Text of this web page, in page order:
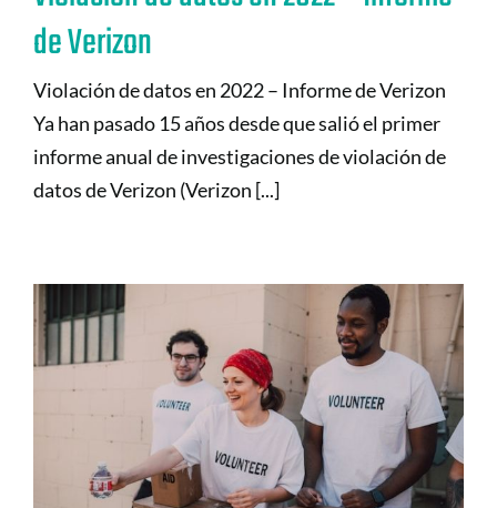
de Verizon
Violación de datos en 2022 – Informe de Verizon
Ya han pasado 15 años desde que salió el primer
informe anual de investigaciones de violación de
datos de Verizon (Verizon [...]